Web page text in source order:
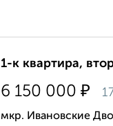
1-к квартира,
6 150 000 ₽
мкр. Ивановские